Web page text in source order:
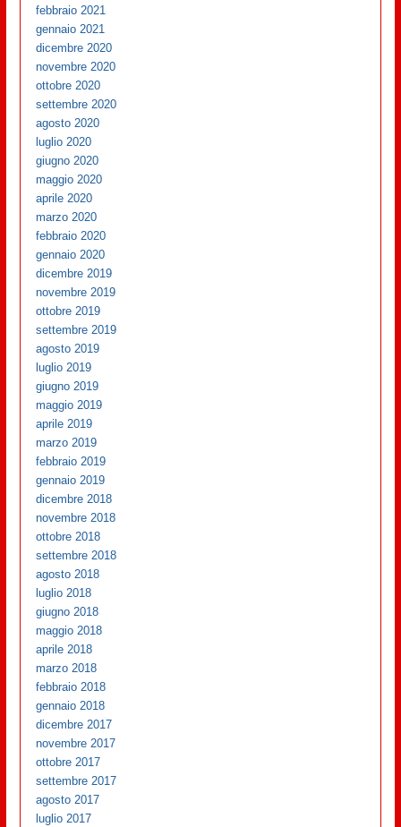
febbraio 2021
gennaio 2021
dicembre 2020
novembre 2020
ottobre 2020
settembre 2020
agosto 2020
luglio 2020
giugno 2020
maggio 2020
aprile 2020
marzo 2020
febbraio 2020
gennaio 2020
dicembre 2019
novembre 2019
ottobre 2019
settembre 2019
agosto 2019
luglio 2019
giugno 2019
maggio 2019
aprile 2019
marzo 2019
febbraio 2019
gennaio 2019
dicembre 2018
novembre 2018
ottobre 2018
settembre 2018
agosto 2018
luglio 2018
giugno 2018
maggio 2018
aprile 2018
marzo 2018
febbraio 2018
gennaio 2018
dicembre 2017
novembre 2017
ottobre 2017
settembre 2017
agosto 2017
luglio 2017